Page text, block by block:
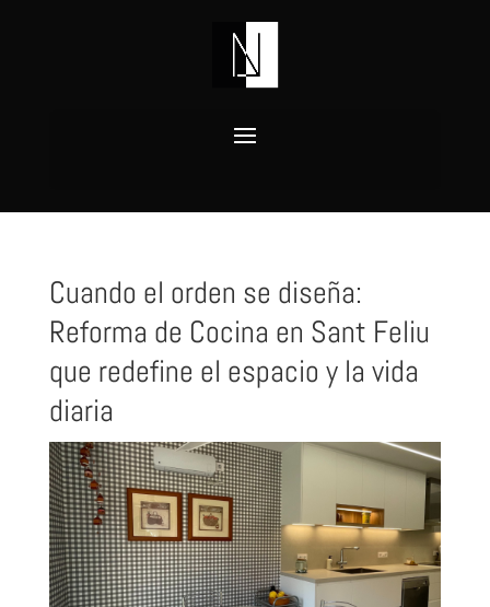
Cuando el orden se diseña:
Reforma de Cocina en Sant Feliu
que redefine el espacio y la vida
diaria